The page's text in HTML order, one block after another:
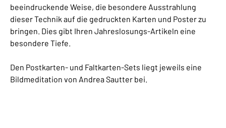
beeindruckende Weise, die besondere Ausstrahlung
dieser Technik auf die gedruckten Karten und Poster zu
bringen. Dies gibt Ihren Jahreslosungs-Artikeln eine
besondere Tiefe.
Den Postkarten- und Faltkarten-Sets liegt jeweils eine
Bildmeditation von Andrea Sautter bei.